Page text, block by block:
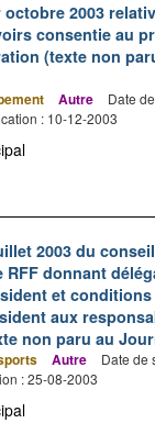
2003
consentie au
(texte non
Autre
Date
: 10-12-2003
2003 du conseil
donnant
et conditions
aux
non paru au
Autre
Date de
: 25-08-2003